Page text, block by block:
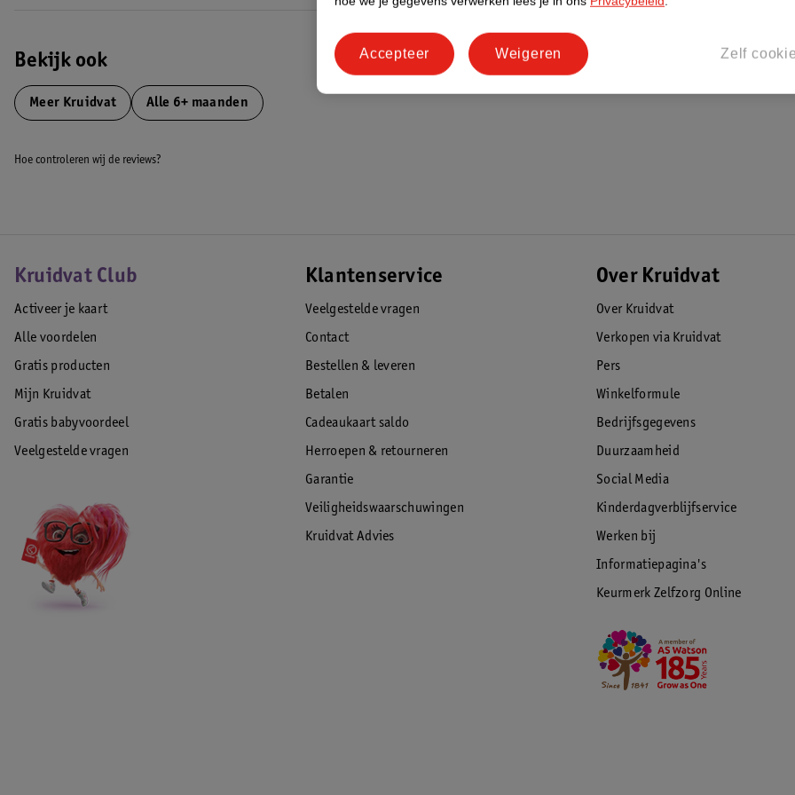
Bekijk ook
Meer Kruidvat Alle 6+ maanden
Hoe controleren wij de reviews?
Kruidvat Club
Activeer je kaart
Alle voordelen
Gratis producten
Mijn Kruidvat
Gratis babyvoordeel
Veelgestelde vragen
Klantenservice
Veelgestelde vragen
Contact
Bestellen & leveren
Betalen
Cadeaukaart saldo
Herroepen & retourneren
Garantie
Veiligheidswaarschuwingen
Kruidvat Advies
Over Kruidvat
Over Kruidvat
Verkopen via Kruidvat
Pers
Winkelformule
Bedrijfsgegevens
Duurzaamheid
Social Media
Kinderdagverblijfservice
Werken bij
Informatiepagina's
Keurmerk Zelfzorg Online
Zelf
Weigeren
Accepteer